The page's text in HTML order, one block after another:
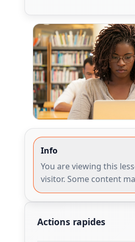
Info
You are viewing this
visitor. Some content
Actions rapides